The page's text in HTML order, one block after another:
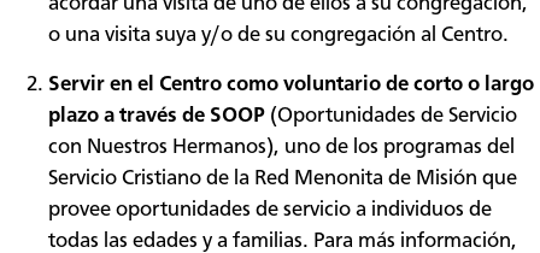
acordar una visita de uno de ellos a su congregación,
o una visita suya y/o de su congregación al Centro.
Servir en el Centro como voluntario de corto o largo
plazo a través de SOOP (Oportunidades de Servicio
con Nuestros Hermanos), uno de los programas del
Servicio Cristiano de la Red Menonita de Misión que
provee oportunidades de servicio a individuos de
todas las edades y a familias. Para más información,